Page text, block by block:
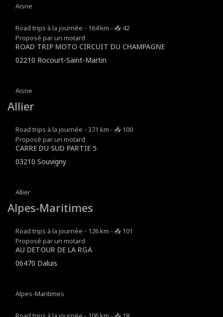
Aisne
Road trips à la journée - 164 km - 📥 42
Proposé par un motard
ROAD TRIP MOTO CIRCUIT DU CHAMPAGNE
02210 Rocourt-Saint-Martin
Aisne
Allier
Road trips à la journée - 371 km - 📥 100
Proposé par un motard
CARRE DU SUD PARTIE 5
03210 Souvigny
Allier
Alpes-Maritimes
Road trips à la journée - 126 km - 📥 101
Proposé par un motard
AU DETOUR DE LA RGA
06470 Daluis
Alpes-Maritimes